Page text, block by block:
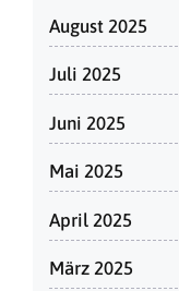
August 2025
Juli 2025
Juni 2025
Mai 2025
April 2025
März 2025